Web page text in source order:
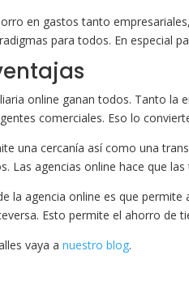
en gastos tanto
para todos. En especial
online ganan todos. Tanto la
comerciales. Eso lo
una cercanía así como una
Las agencias online hace que
la agencia online es que
Esto permite el ahorro de
vaya anuestro blog.